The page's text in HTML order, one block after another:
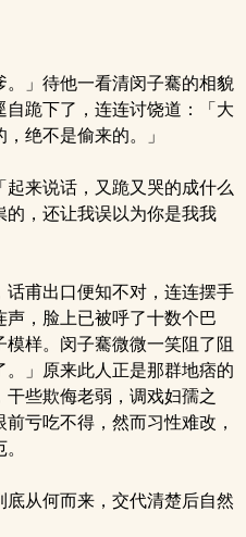
」待他一看清闵子騫的相貌
跪下了，连连讨饶道：「大
绝不是偷来的。」
来说话，又跪又哭的成什么
，还让我误以为你是我我
甫出口便知不对，连连摆手
，脸上已被呼了十数个巴
样。闵子騫微微一笑阻了阻
」原来此人正是那群地痞的
些欺侮老弱，调戏妇孺之
亏吃不得，然而习性难改，
从何而来，交代清楚后自然